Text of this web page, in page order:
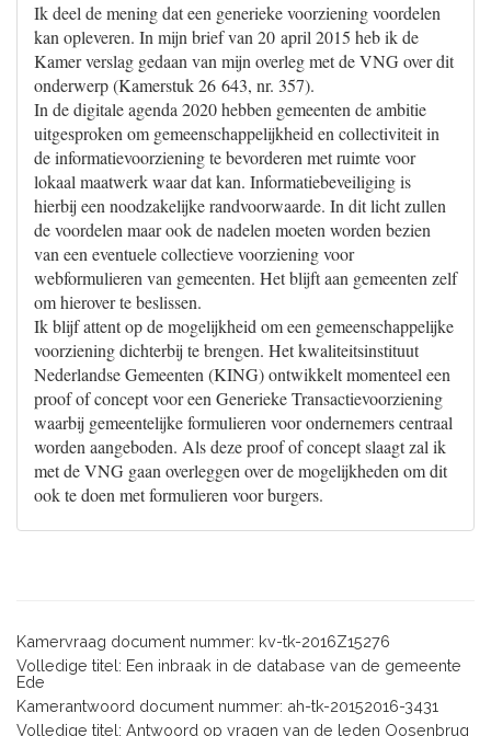
Ik deel de mening dat een generieke voorziening voordelen
kan opleveren. In mijn brief van 20 april 2015 heb ik de
Kamer verslag gedaan van mijn overleg met de VNG over dit
onderwerp (Kamerstuk 26 643, nr. 357).
In de digitale agenda 2020 hebben gemeenten de ambitie
uitgesproken om gemeenschappelijkheid en collectiviteit in
de informatievoorziening te bevorderen met ruimte voor
lokaal maatwerk waar dat kan. Informatiebeveiliging is
hierbij een noodzakelijke randvoorwaarde. In dit licht zullen
de voordelen maar ook de nadelen moeten worden bezien
van een eventuele collectieve voorziening voor
webformulieren van gemeenten. Het blijft aan gemeenten zelf
om hierover te beslissen.
Ik blijf attent op de mogelijkheid om een gemeenschappelijke
voorziening dichterbij te brengen. Het kwaliteitsinstituut
Nederlandse Gemeenten (KING) ontwikkelt momenteel een
proof of concept voor een Generieke Transactievoorziening
waarbij gemeentelijke formulieren voor ondernemers centraal
worden aangeboden. Als deze proof of concept slaagt zal ik
met de VNG gaan overleggen over de mogelijkheden om dit
ook te doen met formulieren voor burgers.
Kamervraag document nummer: kv-tk-2016Z15276
Volledige titel: Een inbraak in de database van de gemeente
Ede
Kamerantwoord document nummer: ah-tk-20152016-3431
Volledige titel: Antwoord op vragen van de leden Oosenbrug